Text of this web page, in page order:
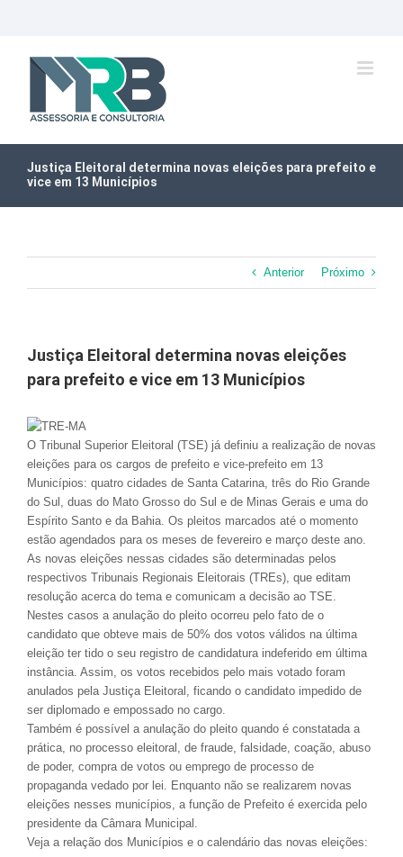
Justiça Eleitoral determina novas eleições para prefeito e
vice em 13 Municípios
Anterior Próximo
Justiça Eleitoral determina novas eleições
para prefeito e vice em 13 Municípios
O Tribunal Superior Eleitoral (TSE) já definiu a realização de novas
eleições para os cargos de prefeito e vice-prefeito em 13
Municípios: quatro cidades de Santa Catarina, três do Rio Grande
do Sul, duas do Mato Grosso do Sul e de Minas Gerais e uma do
Espírito Santo e da Bahia. Os pleitos marcados até o momento
estão agendados para os meses de fevereiro e março deste ano.
As novas eleições nessas cidades são determinadas pelos
respectivos Tribunais Regionais Eleitorais (TREs), que editam
resolução acerca do tema e comunicam a decisão ao TSE.
Nestes casos a anulação do pleito ocorreu pelo fato de o
candidato que obteve mais de 50% dos votos válidos na última
eleição ter tido o seu registro de candidatura indeferido em última
instância. Assim, os votos recebidos pelo mais votado foram
anulados pela Justiça Eleitoral, ficando o candidato impedido de
ser diplomado e empossado no cargo.
Também é possível a anulação do pleito quando é constatada a
prática, no processo eleitoral, de fraude, falsidade, coação, abuso
de poder, compra de votos ou emprego de processo de
propaganda vedado por lei. Enquanto não se realizarem novas
eleições nesses municípios, a função de Prefeito é exercida pelo
presidente da Câmara Municipal.
Veja a relação dos Municípios e o calendário das novas eleições: